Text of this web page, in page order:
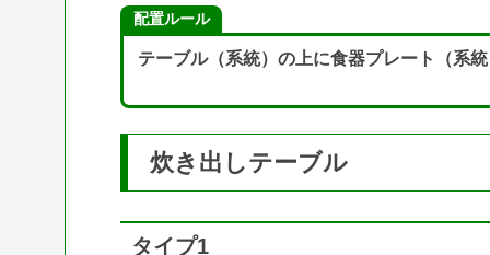
配置ルール
テーブル（系統）の上に食器プレート（系
炊き出しテーブル
タイプ1